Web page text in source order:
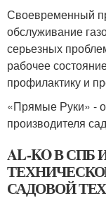
Своевременный
обслуживание
серьезных
рабочее
профилактику и
«Прямые Руки» -
производителя
AL-KO В
САДОВОЙ